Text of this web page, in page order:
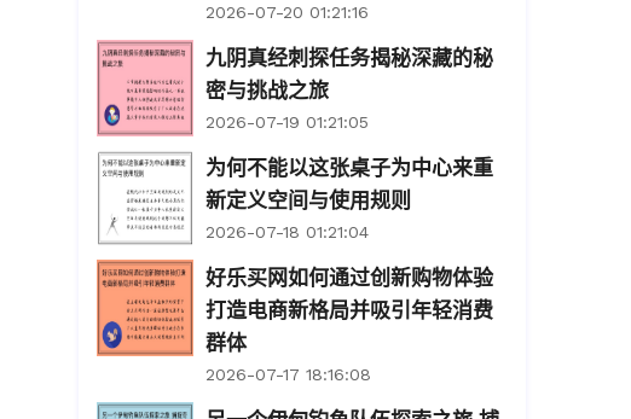
2026-07-20 01:21:16
九阴真经刺探任务揭秘深藏的秘
密与挑战之旅
2026-07-19 01:21:05
为何不能以这张桌子为中心来重
新定义空间与使用规则
2026-07-18 01:21:04
好乐买网如何通过创新购物体验
打造电商新格局并吸引年轻消费
群体
2026-07-17 18:16:08